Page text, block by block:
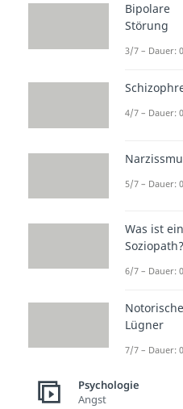
Freud) –
Das
zur
Menschen.
sich nur
Wassers.
restlichen
Wassers
Bipolare
Störung
3/7 – Dauer:
4/7 – Dauer:
5/7 – Dauer:
Was ist ein
Soziopath?
6/7 – Dauer:
Lügner
7/7 – Dauer:
Psychologie
Angst